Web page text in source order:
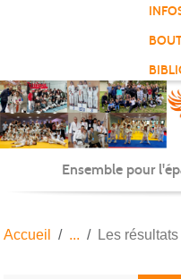
Ensemble pour
Accueil Les résultats
Panneau de gestion des